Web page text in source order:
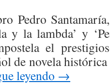
Pedro
y la lambda’ y
el
de novela
leyendo →